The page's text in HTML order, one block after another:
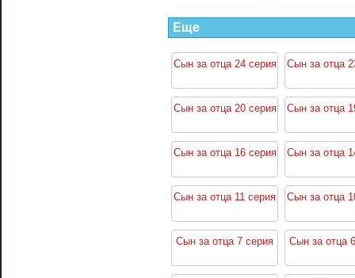
Еще
Сын за отца 24 серия Сын за отца
Сын за отца 20 серия Сын за отца
Сын за отца 16 серия Сын за отца
Сын за отца 11 серия Сын за отца
Сын за отца 7 серия Сын за отца